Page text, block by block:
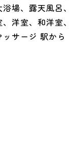
場、露天風呂、
洋室、和洋室、
サージ 駅から